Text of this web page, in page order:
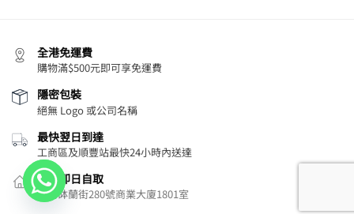
全港免運費
購物滿$500元即可享免運費
隱密包裝
絕無 Logo 或公司名稱
最快翌日到達
工商區及順豐站最快24小時內送達
旺角即日自取
旺角砵蘭街280號商業大廈1801室